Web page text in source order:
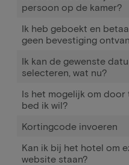
persoon op de kamer?
Ik heb geboekt en
geen bevestiging
Ik kan de gewenste
selecteren, wat nu?
Is het mogelijk om
bed ik wil?
Kortingcode invoeren
Kan ik bij het hotel om
website staan?